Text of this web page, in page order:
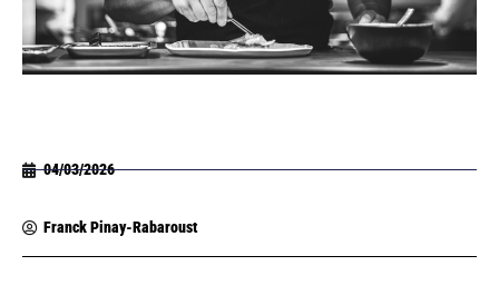
04/03/2026
Franck Pinay-Rabaroust